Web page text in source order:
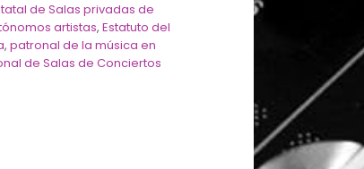
de Salas privadas de
artistas,Estatuto del
,patronal de la música en
de Salas de Conciertos